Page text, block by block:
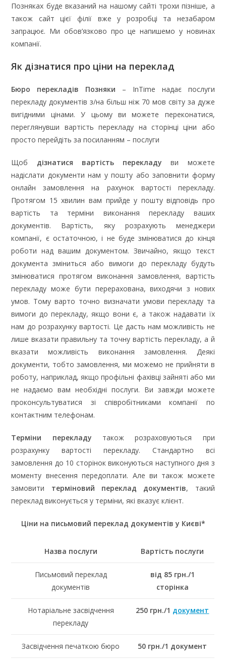
Позняках буде вказаний на нашому сайті трохи пізніше, а
також сайт цієї філії вже у розробці та незабаром
запрацює. Ми обов’язково про це напишемо у новинах
компанії.
Як дізнатися про ціни на переклад
Бюро перекладів Позняки – InTime надає послуги
перекладу документів з/на більш ніж 70 мов світу за дуже
вигідними цінами. У цьому ви можете переконатися,
переглянувши вартість перекладу на сторінці ціни або
просто перейдіть за посиланням – послуги
Щоб дізнатися вартість перекладуви можете
надіслати документи нам у пошту або заповнити форму
онлайн замовлення на рахунок вартості перекладу.
Протягом 15 хвилин вам прийде у пошту відповідь про
вартість та терміни виконання перекладу ваших
документів. Вартість, яку розрахують менеджери
компанії, є остаточною, і не буде змінюватися до кінця
роботи над вашим документом. Звичайно, якщо текст
документа зміниться або вимоги до перекладу будуть
змінюватися протягом виконання замовлення, вартість
перекладу може бути перерахована, виходячи з нових
умов. Тому варто точно визначати умови перекладу та
вимоги до перекладу, якщо вони є, а також надавати їх
нам до розрахунку вартості. Це дасть нам можливість не
лише вказати правильну та точну вартість перекладу, а й
вказати можливість виконання замовлення. Деякі
документи, тобто замовлення, ми можемо не прийняти в
роботу, наприклад, якщо профільні фахівці зайняті або ми
не надаємо вам необхідні послуги. Ви завжди можете
проконсультуватися зі співробітниками компанії по
контактним телефонам.
Терміни перекладу також розраховуються при
розрахунку вартості перекладу. Стандартно всі
замовлення до 10 сторінок виконуються наступного дня з
моменту внесення передоплати. Але ви також можете
замовити терміновий переклад документів, такий
переклад виконується у терміни, які вказує клієнт.
Ціни на письмовий переклад документів у Києві*
Назва послуги Вартість послуги
Письмовий переклад
документів
від 85 грн./1
сторінка
Нотаріальне засвідчення
перекладу
250 грн./1 документ
Засвідчення печаткою бюро 50 грн./1 документ